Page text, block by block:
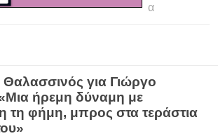
α
για Γιώργο
ήρεμη δύναμη με
τη φήμη, μπρος στα τεράστια